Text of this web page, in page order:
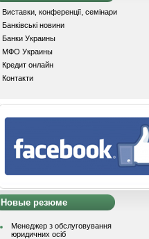
Виставки, конференції, семінари
Банківські новини
Банки Украины
МФО Украины
Кредит онлайн
Контакти
Новые резюме
Менеджер з обслуговування
юридичних осіб